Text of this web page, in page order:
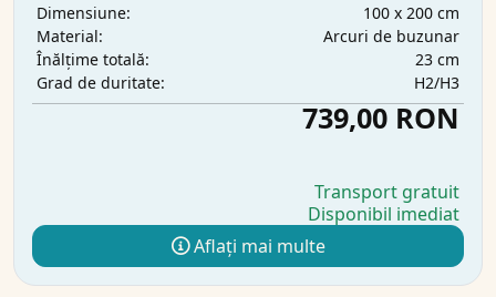
Dimensiune:
100 x 200 cm
Material:
Arcuri de buzunar
Înălțime totală:
23 cm
Grad de duritate:
H2/H3
739,00 RON
Transport gratuit
Disponibil imediat
Aflați mai multe